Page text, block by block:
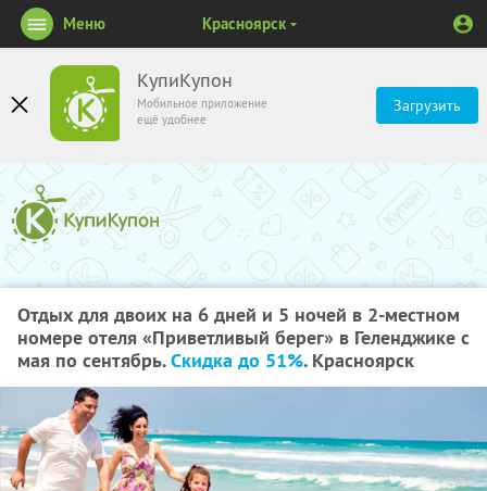
КупиКупон
Мобильное приложение
ещё удобнее
Загрузить
Меню Красноярск
Отдых для двоих на 6 дней и 5 ночей в 2-местном
номере отеля «Приветливый берег» в Геленджике с
мая по сентябрь.Скидка до 51%. Красноярск